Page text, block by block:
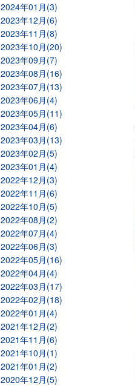
2024年01月(3)
2023年12月(6)
2023年11月(8)
2023年10月(20)
2023年09月(7)
2023年08月(16)
2023年07月(13)
2023年06月(4)
2023年05月(11)
2023年04月(6)
2023年03月(13)
2023年02月(5)
2023年01月(4)
2022年12月(3)
2022年11月(6)
2022年10月(5)
2022年08月(2)
2022年07月(4)
2022年06月(3)
2022年05月(16)
2022年04月(4)
2022年03月(17)
2022年02月(18)
2022年01月(4)
2021年12月(2)
2021年11月(6)
2021年10月(1)
2021年01月(2)
2020年12月(5)